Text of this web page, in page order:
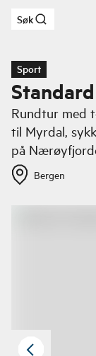
Hopp til
Søk
Sport
Rundtur med
til Myrdal,
på
Bergen